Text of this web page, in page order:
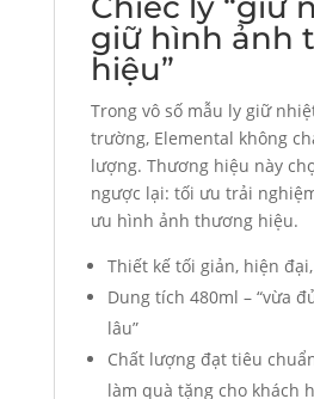
giữ hình ảnh
hiệu”
Trong vô số mẫu ly giữ
trường, Elemental không
lượng. Thương hiệu này
ngược lại: tối ưu trải
ưu hình ảnh thương hiệu.
Thiết kế tối giản, hiện
Dung tích 480ml – “vừa
lâu”
Chất lượng đạt tiêu
làm quà tặng cho khách